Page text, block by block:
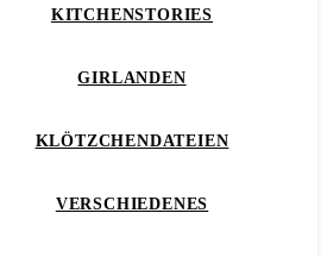
KITCHENSTORIES
GIRLANDEN
KLÖTZCHENDATEIEN
VERSCHIEDENES